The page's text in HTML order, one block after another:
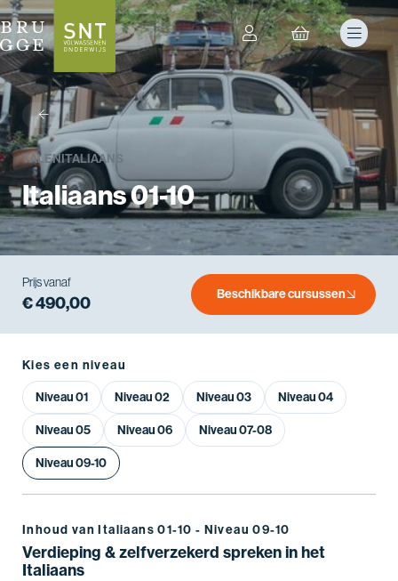
Prijs vanaf
€ 490,00 Beschikbare cursussen
terug
TALENITALIAANS
Italiaans 01-10
Kies een niveau
Niveau 01 Niveau 02 Niveau 03 Niveau 04
Niveau 05 Niveau 06 Niveau 07-08
Niveau 09-10
Inhoud van Italiaans 01-10 - Niveau 09-10
Verdieping & zelfverzekerd spreken in het
Italiaans